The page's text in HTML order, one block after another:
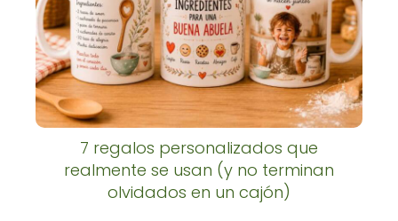
7 regalos personalizados que
realmente se usan (y no terminan
olvidados en un cajón)